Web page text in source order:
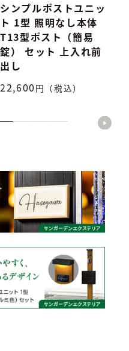
タイル表札 TiNa ティ
ナ
7,500円（税込）